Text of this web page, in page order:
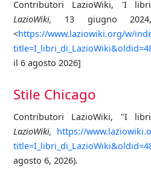
Contributori LazioWiki, 'I
LazioWiki, 13 giugno
<https://www.laziowiki.org/w/
il 6 agosto 2026]
Stile Chicago
Contributori LazioWiki, "I
LazioWiki, https://
agosto 6, 2026).